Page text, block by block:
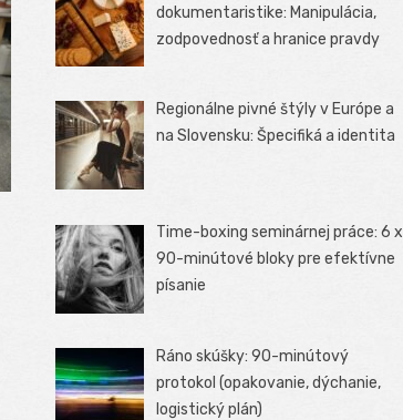
dokumentaristike: Manipulácia,
zodpovednosť a hranice pravdy
Regionálne pivné štýly v Európe a
na Slovensku: Špecifiká a identita
Time-boxing seminárnej práce: 6 x
90-minútové bloky pre efektívne
písanie
Ráno skúšky: 90-minútový
protokol (opakovanie, dýchanie,
logistický plán)